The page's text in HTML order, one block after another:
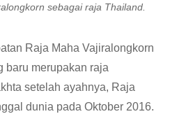
sebagai raja Thailand.
Raja Maha Vajiralongkorn
baru merupakan raja
setelah ayahnya, Raja
dunia pada Oktober 2016.